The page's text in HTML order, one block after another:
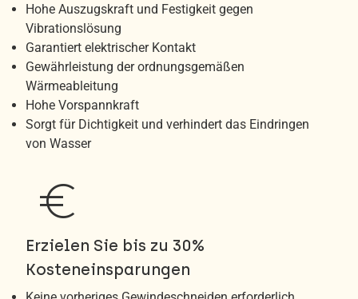
Hohe Auszugskraft und Festigkeit gegen
Vibrationslösung
Garantiert elektrischer Kontakt
Gewährleistung der ordnungsgemäßen
Wärmeableitung
Hohe Vorspannkraft
Sorgt für Dichtigkeit und verhindert das Eindringen
von Wasser
euro
Erzielen Sie bis zu 30%
Kosteneinsparungen